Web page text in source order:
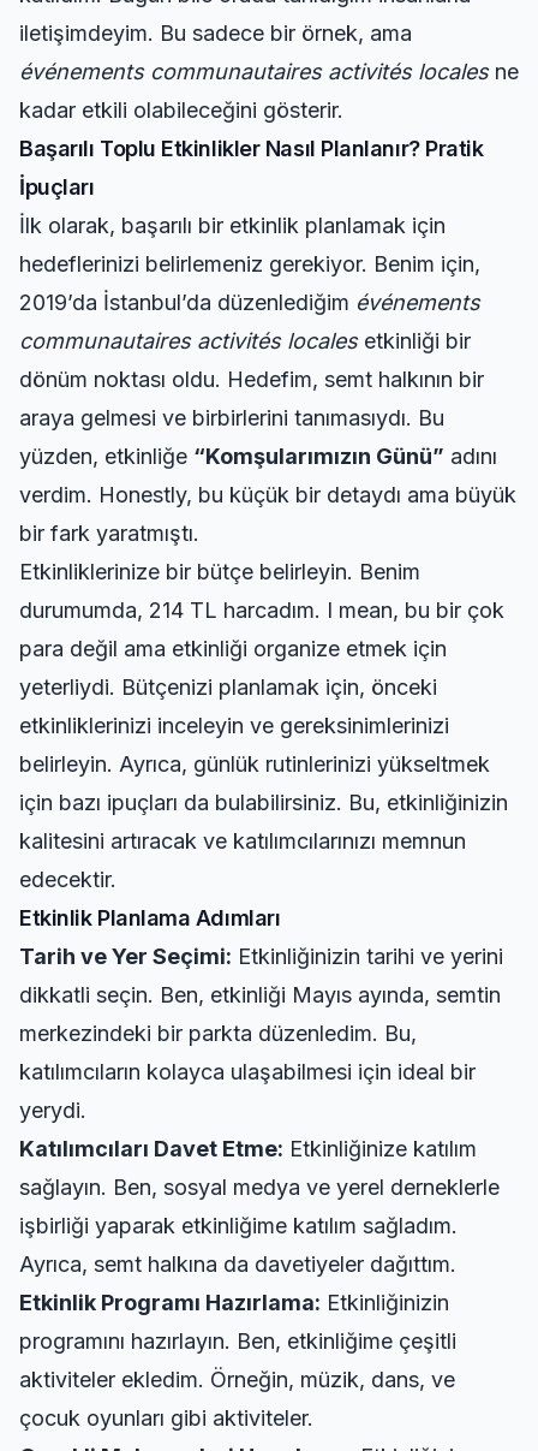
iletişimdeyim. Bu sadece bir örnek, ama
événements communautaires activités localesne
kadar etkili olabileceğini gösterir.
Başarılı Toplu Etkinlikler Nasıl Planlanır? Pratik
İpuçları
İlk olarak, başarılı bir etkinlik planlamak için
hedeflerinizi belirlemeniz gerekiyor. Benim için,
2019’da İstanbul’da düzenlediğim événements
communautaires activités localesetkinliği bir
dönüm noktası oldu. Hedefim, semt halkının bir
araya gelmesi ve birbirlerini tanımasıydı. Bu
yüzden, etkinliğe “Komşularımızın Günü” adını
verdim. Honestly, bu küçük bir detaydı ama büyük
bir fark yaratmıştı.
Etkinliklerinize bir bütçe belirleyin. Benim
durumumda, 214 TL harcadım. I mean, bu bir çok
para değil ama etkinliği organize etmek için
yeterliydi. Bütçenizi planlamak için, önceki
etkinliklerinizi inceleyin ve gereksinimlerinizi
belirleyin. Ayrıca, günlük rutinlerinizi yükseltmek
için bazı ipuçları da bulabilirsiniz. Bu, etkinliğinizin
kalitesini artıracak ve katılımcılarınızı memnun
edecektir.
Etkinlik Planlama Adımları
Tarih ve Yer Seçimi: Etkinliğinizin tarihi ve yerini
dikkatli seçin. Ben, etkinliği Mayıs ayında, semtin
merkezindeki bir parkta düzenledim. Bu,
katılımcıların kolayca ulaşabilmesi için ideal bir
yerydi.
Katılımcıları Davet Etme: Etkinliğinize katılım
sağlayın. Ben, sosyal medya ve yerel derneklerle
işbirliği yaparak etkinliğime katılım sağladım.
Ayrıca, semt halkına da davetiyeler dağıttım.
Etkinlik Programı Hazırlama: Etkinliğinizin
programını hazırlayın. Ben, etkinliğime çeşitli
aktiviteler ekledim. Örneğin, müzik, dans, ve
çocuk oyunları gibi aktiviteler.